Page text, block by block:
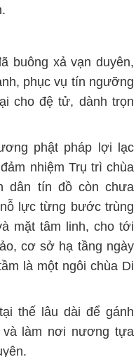
buông xả vạn duyên,
phục vụ tín ngưỡng
cho đệ tử, dành trọn
phật pháp lợi lạc
nhiệm Trụ trì chùa
dân tín đồ còn chưa
lực từng bước trùng
mặt tâm linh, cho tới
cơ sở hạ tầng ngày
là một ngôi chùa Di
thế lâu dài để gánh
làm nơi nương tựa